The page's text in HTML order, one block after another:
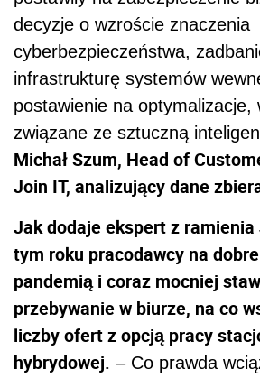
decyzje o wzroście znaczenia
cyberbezpieczeństwa,
infrastrukturę systemów
postawienie na optymalizacje,
związane ze sztuczną
Michał Szum, Head of
Join IT, analizujący dane
Jak dodaje ekspert z ramienia
tym roku pracodawcy na
pandemią i coraz mocniej
przebywanie w biurze, na co
liczby ofert z opcją pracy
hybrydowej. – Co prawda